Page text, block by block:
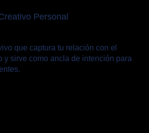
Personal
que captura tu relación con el
y sirve como ancla de intención para